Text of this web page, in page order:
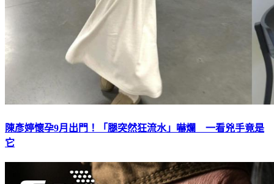
陳彥婷懷孕9月出門！「腿突然狂流水」嚇爛 一看兇手竟是
它